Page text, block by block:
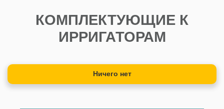
КОМПЛЕКТУЮЩИЕ К
ИРРИГАТОРАМ
Ничего нет